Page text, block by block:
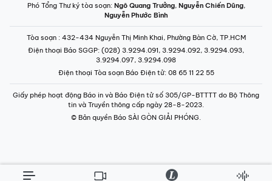
Phó Tổng Thư ký tòa soạn: Ngô Quang Trưởng, Nguyễn Chiến Dũng,
Nguyễn Phước Bình
Tòa soạn : 432-434 Nguyễn Thị Minh Khai, Phường Bàn Cờ, TP.HCM
Điện thoại Báo SGGP: (028) 3.9294.091, 3.9294.092, 3.9294.093,
3.9294.097, 3.9294.098
Điện thoại Tòa soạn Báo Điện tử: 08 65 11 22 55
Giấy phép hoạt động Báo in và Báo Điện tử số 305/GP-BTTTT do Bộ Thông
tin và Truyền thông cấp ngày 28-8-2023.
© Bản quyền Báo SÀI GÒN GIẢI PHÓNG.